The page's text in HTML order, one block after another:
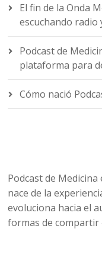
El fin de la Onda
escuchando
Podcast de
plataforma para
Cómo nació
Podcast de
nace de la
evoluciona hacia el
formas de